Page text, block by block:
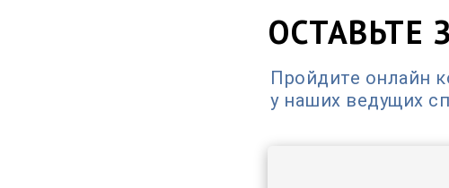
ОСТАВЬТЕ
Пройдите онлайн
у наших ведущих